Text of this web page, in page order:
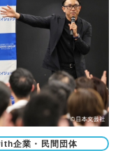
企業・民間団体